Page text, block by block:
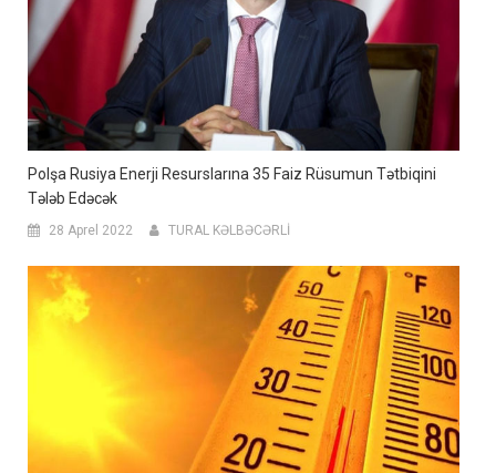
Polşa Rusiya Enerji Resurslarına 35 Faiz Rüsumun Tətbiqini
Tələb Edəcək
28 Aprel 2022 TURAL KƏLBƏCƏRLİ